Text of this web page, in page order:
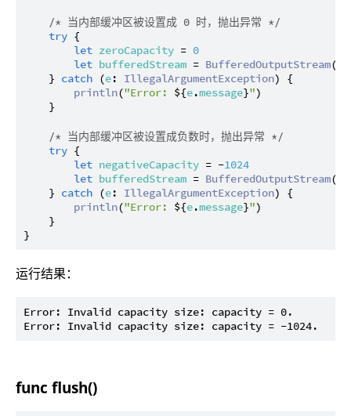
/* 当内部缓冲区被设置成 0 时，抛出异常 */
try {
let zeroCapacity = 0
let bufferedStream = BufferedOutputStream(
    }
catch (e: IllegalArgumentException) {
println("Error: ${e.message}")
    }
/* 当内部缓冲区被设置成负数时，抛出异常 */
try {
let negativeCapacity = -1024
let bufferedStream = BufferedOutputStream(
    }
catch (e: IllegalArgumentException) {
println("Error: ${e.message}")
    }
运行结果：
Error: Invalid capacity size: capacity = 0.
func flush()